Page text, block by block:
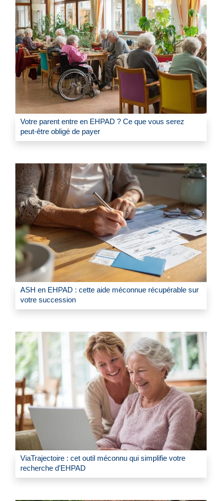
Votre parent entre en EHPAD ? Ce que vous serez
peut-être obligé de payer
ASH en EHPAD : cette aide méconnue récupérable sur
votre succession
ViaTrajectoire : cet outil méconnu qui simplifie votre
recherche d'EHPAD